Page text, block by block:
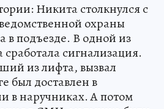
Никита столкнулся с
охраны
в подъезде. В одной из
сработала сигнализация.
из лифта, вызвал
был доставлен в
в наручниках. А потом